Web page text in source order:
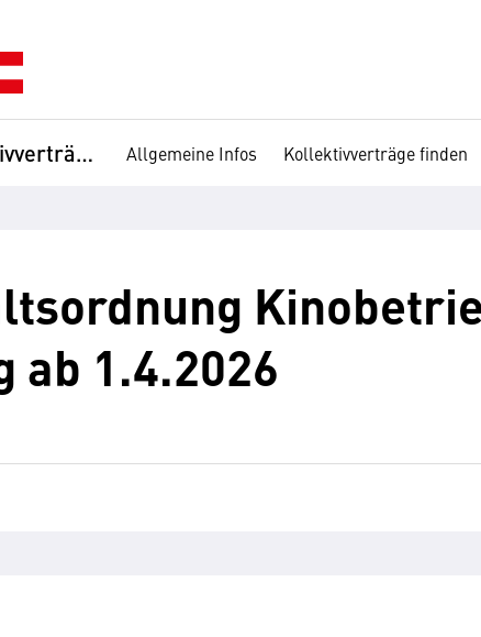
Kollektivverträge Allgemeine Infos Kollektivverträge finden
ab 1.4.2026